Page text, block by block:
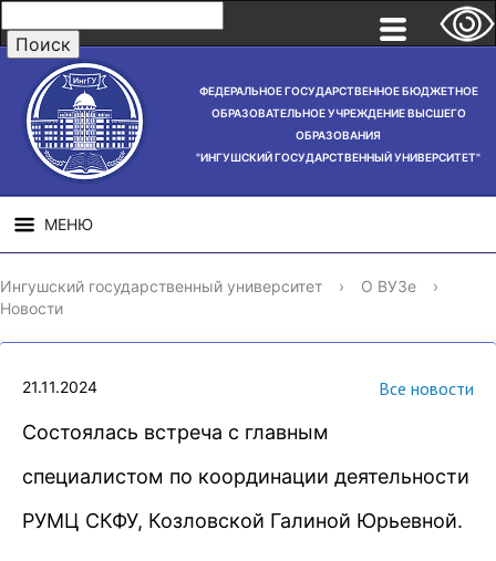
ФЕДЕРАЛЬНОЕ ГОСУДАРСТВЕННОЕ БЮДЖЕТНОЕ
ОБРАЗОВАТЕЛЬНОЕ УЧРЕЖДЕНИЕ ВЫСШЕГО
ОБРАЗОВАНИЯ
"ИНГУШСКИЙ ГОСУДАРСТВЕННЫЙ УНИВЕРСИТЕТ"
МЕНЮ
СВЕДЕНИЯ ОБ
ОБРАЗОВАТЕЛЬНОЙ
НАУЧНАЯ
ДЕЯТЕЛЬНОСТЬ
Ингушский государственный университет › О ВУЗе
›
Новости
21.11.2024 Все новости
Состоялась встреча с главным
специалистом по координации деятельности
РУМЦ СКФУ, Козловской Галиной Юрьевной.